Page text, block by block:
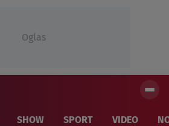
Oglas
SHOW SPORT VIDEO